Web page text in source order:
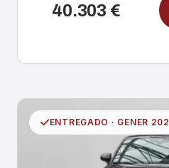
40.303 €
ENTREGADO · GENER